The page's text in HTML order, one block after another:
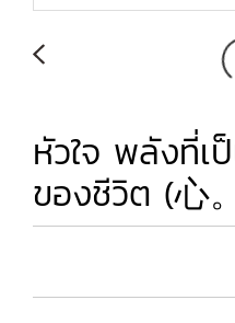
หัวใจ พลังที่เ
ของชีวิต (心